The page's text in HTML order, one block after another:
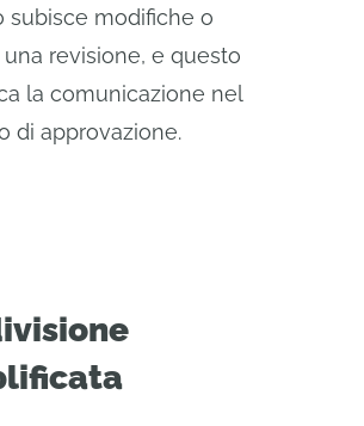
subisce modifiche o
revisione, e questo
la comunicazione nel
di approvazione.